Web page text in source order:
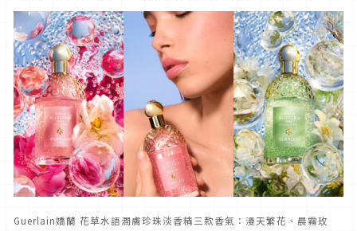
Guerlain嬌蘭 花草水語潤膚珍珠淡香精三款香氣：漫天繁花、晨霧玫